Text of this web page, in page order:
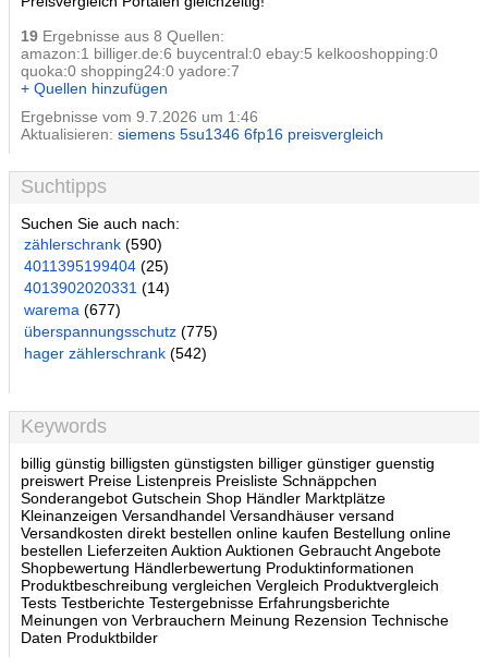
19 Ergebnisse aus 8 Quellen:
amazon:1 billiger.de:6 buycentral:0 ebay:5 kelkooshopping:0
quoka:0 shopping24:0 yadore:7
+ Quellen hinzufügen
Ergebnisse vom 9.7.2026 um 1:46
Aktualisieren: siemens 5su1346 6fp16 preisvergleich
Suchtipps
Suchen Sie auch nach:
zählerschrank (590)
4011395199404 (25)
4013902020331 (14)
warema (677)
überspannungsschutz (775)
hager zählerschrank (542)
Keywords
billig günstig billigsten günstigsten billiger günstiger guenstig
preiswert Preise Listenpreis Preisliste Schnäppchen
Sonderangebot Gutschein Shop Händler Marktplätze
Kleinanzeigen Versandhandel Versandhäuser versand
Versandkosten direkt bestellen online kaufen Bestellung online
bestellen Lieferzeiten Auktion Auktionen Gebraucht Angebote
Shopbewertung Händlerbewertung Produktinformationen
Produktbeschreibung vergleichen Vergleich Produktvergleich
Tests Testberichte Testergebnisse Erfahrungsberichte
Meinungen von Verbrauchern Meinung Rezension Technische
Daten Produktbilder